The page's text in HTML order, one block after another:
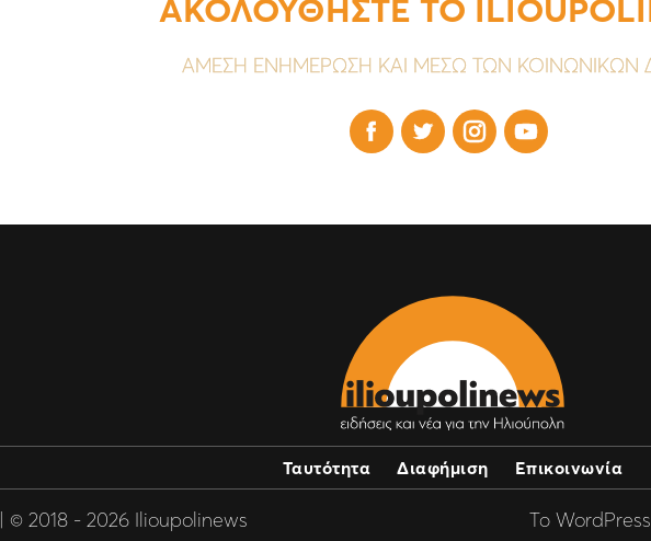
ΑΚΟΛΟΥΘΗΣΤΕ ΤΟ
ΑΜΕΣΗ ΕΝΗΜΕΡΩΣΗ ΚΑΙ ΜΕΣΩ ΤΩΝ ΚΟΙΝΩΝΙΚΩΝ
   
Ταυτότητα Διαφήμιση Επικοινωνία
| © 2018 - 2026 Ilioupolinews Το